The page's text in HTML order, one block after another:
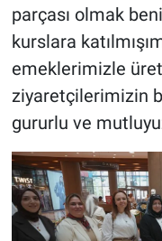
parçası olmak
kurslara
emeklerimizle
ziyaretçilerimizin
gururlu ve